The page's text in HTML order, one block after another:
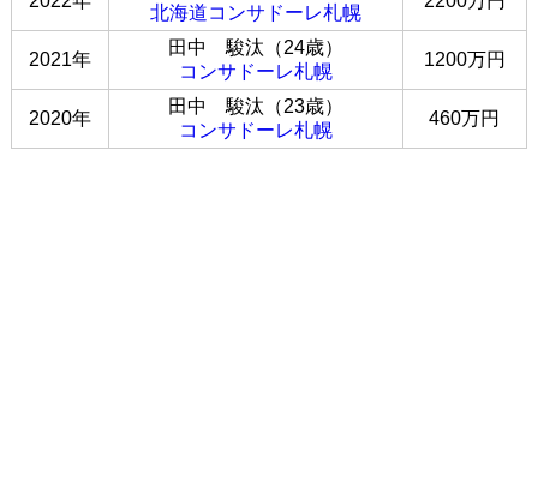
北海道コンサドーレ札幌
2021年
田中 駿汰（24歳）
コンサドーレ札幌
1200万円
2020年
田中 駿汰（23歳）
コンサドーレ札幌
460万円